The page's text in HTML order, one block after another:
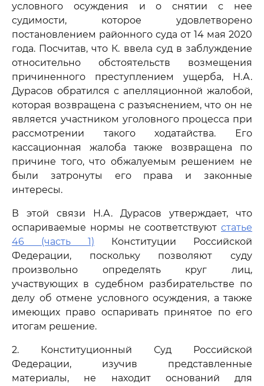
условного осуждения и о снятии с нее
судимости, которое удовлетворено
постановлением районного суда от 14 мая 2020
года. Посчитав, что К. ввела суд в заблуждение
относительно обстоятельств возмещения
причиненного преступлением ущерба, Н.А.
Дурасов обратился с апелляционной жалобой,
которая возвращена с разъяснением, что он не
является участником уголовного процесса при
рассмотрении такого ходатайства. Его
кассационная жалоба также возвращена по
причине того, что обжалуемым решением не
были затронуты его права и законные
интересы.
В этой связи Н.А. Дурасов утверждает, что
оспариваемые нормы не соответствуют статье
46 (часть 1) Конституции Российской
Федерации, поскольку позволяют суду
произвольно определять круг лиц,
участвующих в судебном разбирательстве по
делу об отмене условного осуждения, а также
имеющих право оспаривать принятое по его
итогам решение.
2. Конституционный Суд Российской
Федерации, изучив представленные
материалы, не находит оснований для